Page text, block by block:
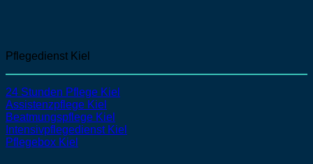
Pflegedienst Kiel
24 Stunden Pflege Kiel
Assistenzpflege Kiel
Beatmungspflege Kiel
Intensivpflegedienst Kiel
Pflegebox Kiel